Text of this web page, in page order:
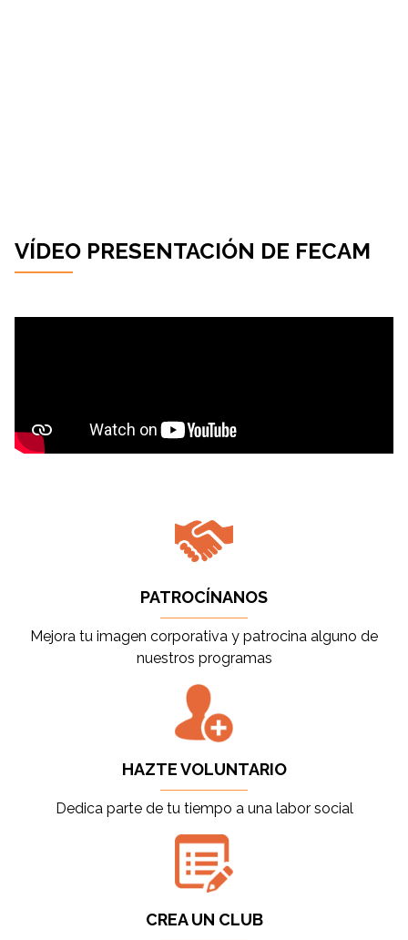
VÍDEO PRESENTACIÓN DE FECAM
PATROCÍNANOS
Mejora tu imagen corporativa y patrocina alguno de
nuestros programas
HAZTE VOLUNTARIO
Dedica parte de tu tiempo a una labor social
CREA UN CLUB